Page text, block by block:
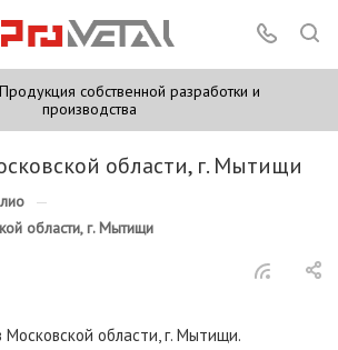
собственной разработки и
производства
области, г. Мытищи
—
области, г. Мытищи
Московской области, г. Мытищи.